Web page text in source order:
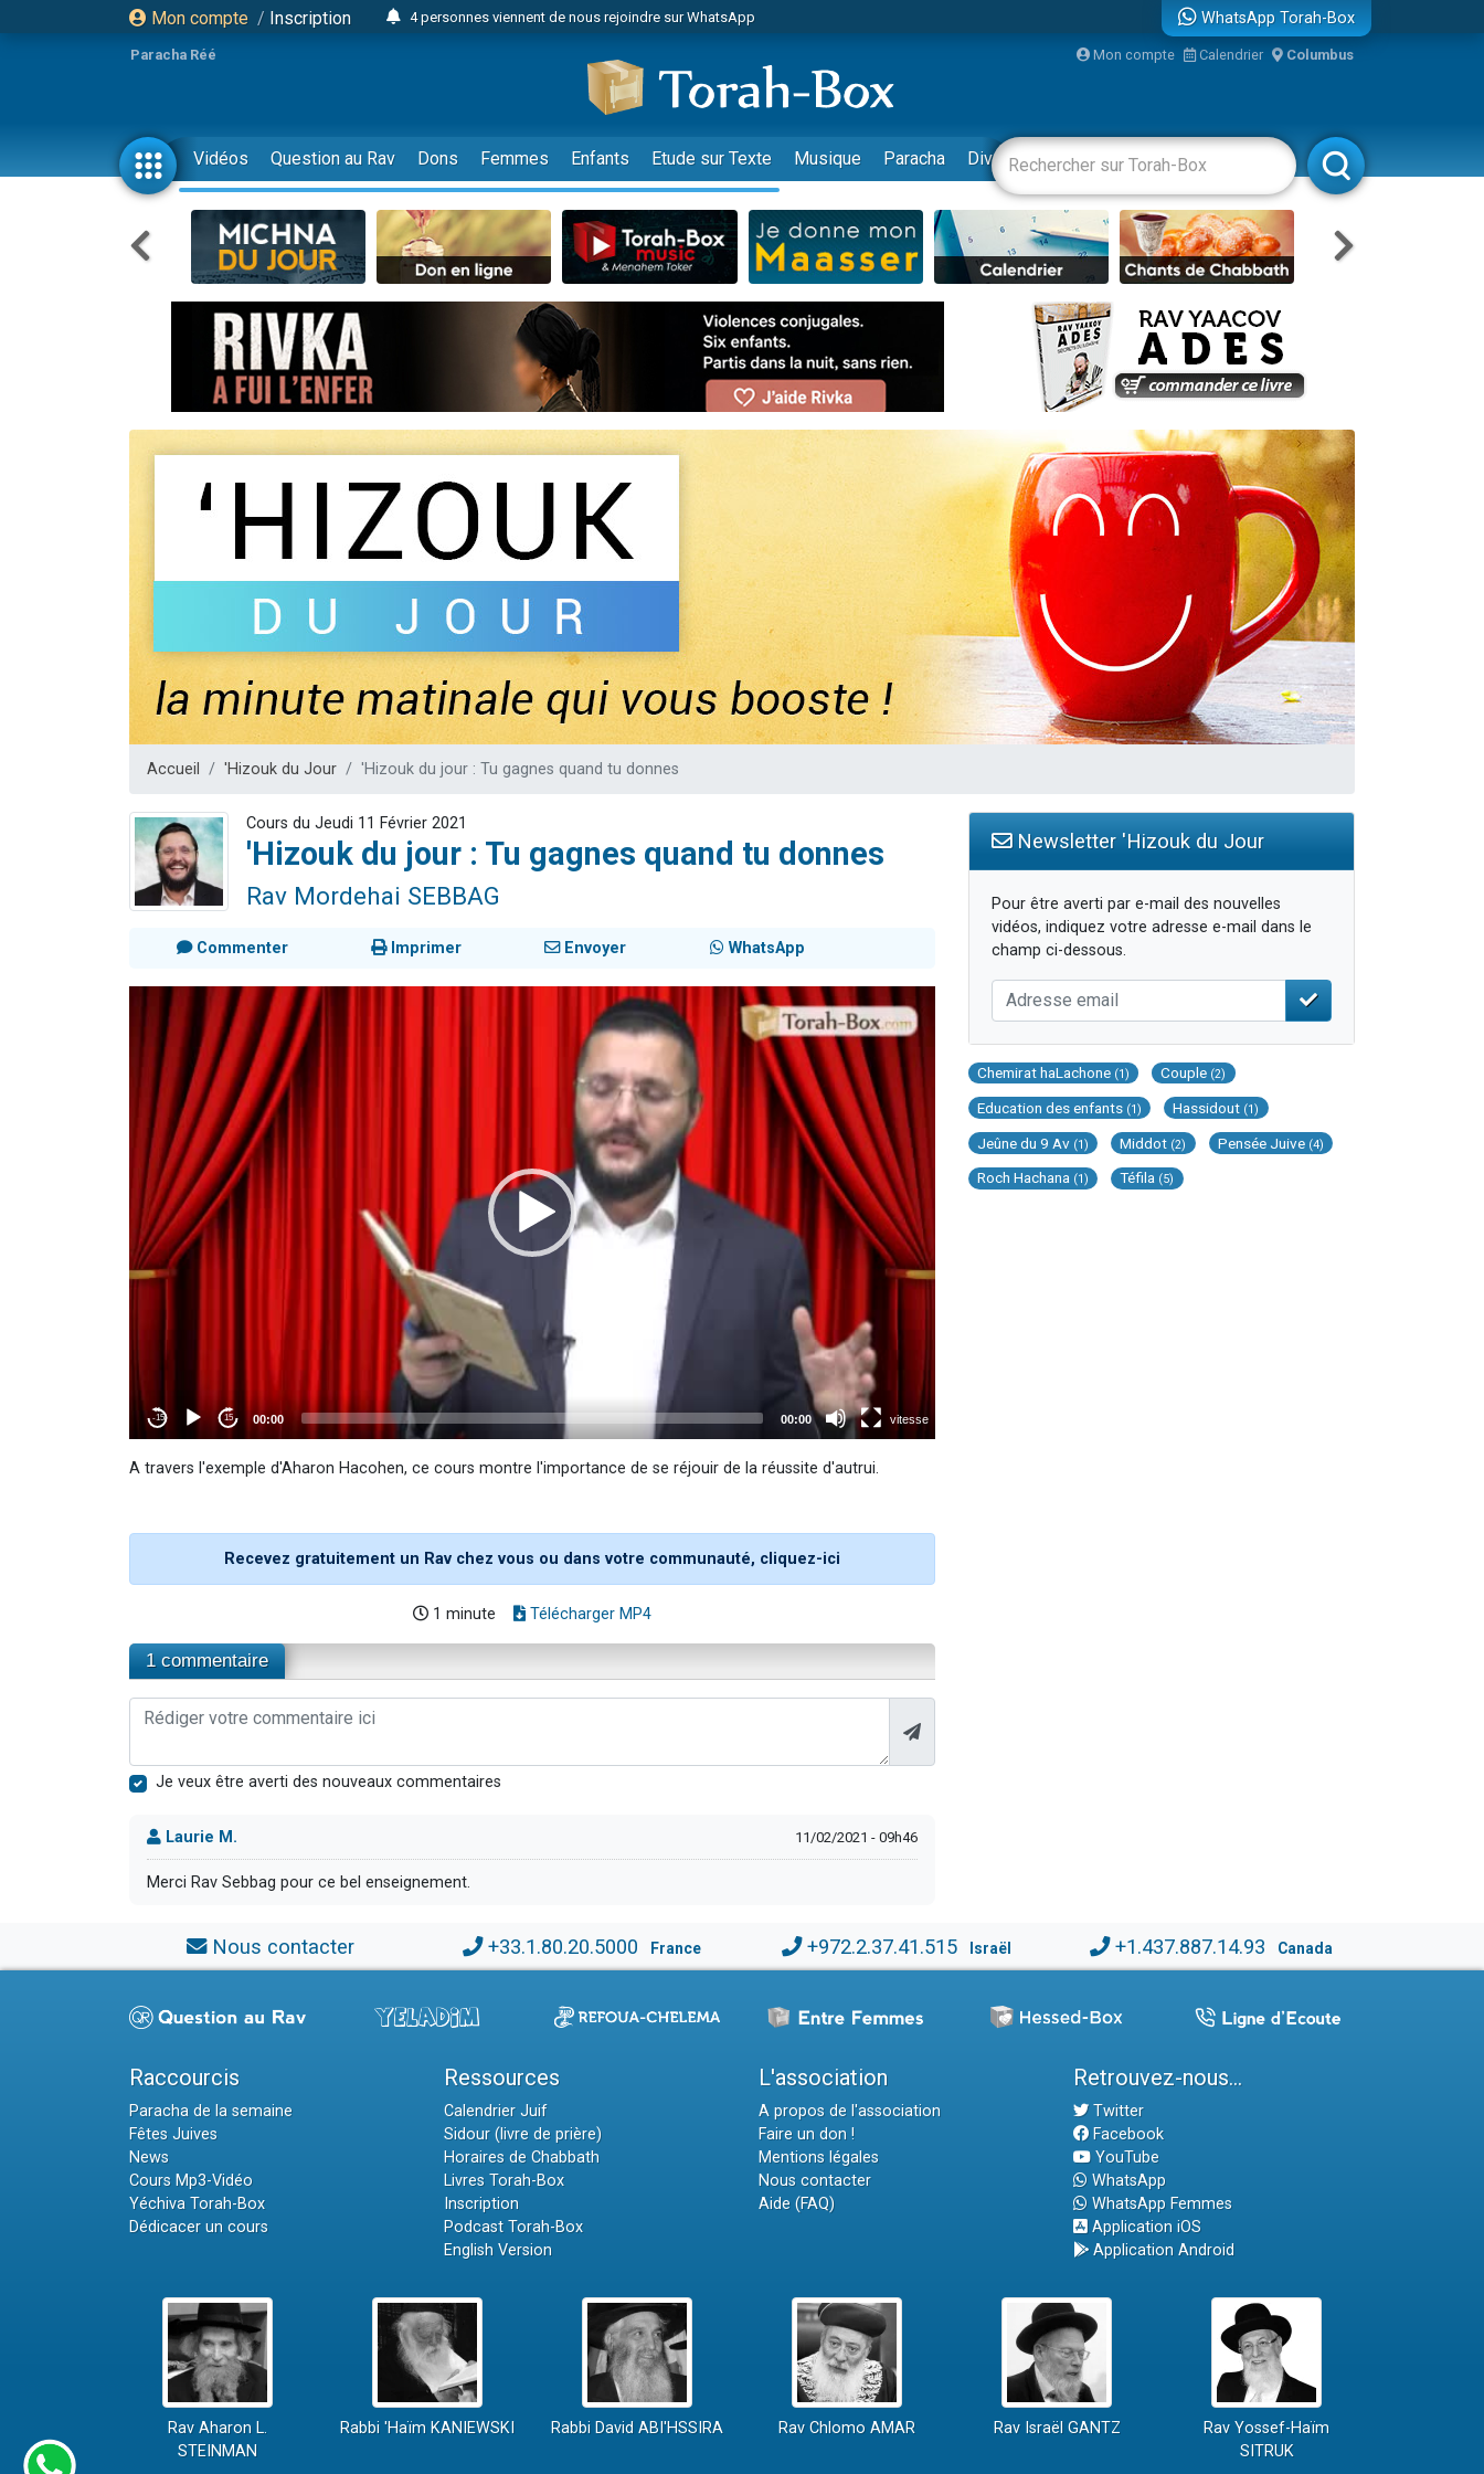
Mon compte / Inscription
4 personnes viennent de nous rejoindre sur WhatsApp
Odaya vient de donner son Maasser
3 personnes viennent de faire un don pour 5 jours de vacances aux Orphelins
3 personnes viennent de faire un don pour Diane, 80 ans, dans un appartement insalubre
13 personnes viennent de demander une bénédiction
2 personnes viennent de nous rejoindre sur WhatsApp
30 personnes viennent de faire un don pour Sauvez la jambe de Yohan
Il reste 49 places pour étudier en groupe sur Zoom
12 nouvelles musiques dans Torah-Box Music
3 personnes viennent de nous rejoindre sur WhatsApp
2 personnes viennent de nous rejoindre sur WhatsApp
3 personnes viennent de nous rejoindre sur WhatsApp
2 nouvelles musiques dans Torah-Box Music
8 personnes viennent de faire un don pour Tsédaka : pauvres d'Israel
Nouvelle émission radio : Visions de grandeur n°104 : Le Chabbath et le Birkat Hamazone à travers le temps
61 personnes viennent de demander une bénédiction
Ariel vient de donner son Maasser
Il reste 49 places pour étudier en groupe sur Zoom
WhatsApp Torah-Box
Paracha Réé Mon compte Calendrier Columbus
Vidéos Question au Rav Dons Femmes Enfants Etude sur Texte Musique Paracha Divertissements Livres Rabbanim
Accueil 'Hizouk du Jour 'Hizouk du jour : Tu gagnes quand tu donnes
Cours du Jeudi 11 Février 2021
'Hizouk du jour : Tu gagnes quand tu donnes
Rav Mordehai SEBBAG
Commenter Imprimer Envoyer WhatsApp
A travers l'exemple d'Aharon Hacohen, ce cours montre l'importance de se réjouir de la réussite d'autrui.
Recevez gratuitement un Rav chez vous ou dans votre communauté, cliquez-ici
1 minute Télécharger MP4
1 commentaire
Je veux être averti des nouveaux commentaires
Laurie M. 11/02/2021 - 09h46
Merci Rav Sebbag pour ce bel enseignement.
Newsletter 'Hizouk du Jour
Pour être averti par e-mail des nouvelles
vidéos, indiquez votre adresse e-mail dans le
champ ci-dessous.
Chemirat haLachone (1) Couple (2)
Education des enfants (1) Hassidout (1)
Jeûne du 9 Av (1) Middot (2) Pensée Juive (4)
Roch Hachana (1) Téfila (5)
Nous contacter +33.1.80.20.5000 France +972.2.37.41.515 Israël +1.437.887.14.93 Canada
Raccourcis
Paracha de la semaine
Fêtes Juives
News
Cours Mp3-Vidéo
Yéchiva Torah-Box
Dédicacer un cours
Ressources
Calendrier Juif
Sidour (livre de prière)
Horaires de Chabbath
Livres Torah-Box
Inscription
Podcast Torah-Box
English Version
L'association
A propos de l'association
Faire un don !
Mentions légales
Nous contacter
Aide (FAQ)
Retrouvez-nous...
Twitter
Facebook
YouTube
WhatsApp
WhatsApp Femmes
Application iOS
Application Android
Rav Aharon L.
STEINMAN
Rabbi 'Haïm KANIEWSKI Rabbi David ABI'HSSIRA Rav Chlomo AMAR Rav Israël GANTZ
Rav Yossef-Haïm
SITRUK